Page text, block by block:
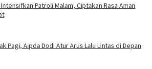
Patroli Malam, Ciptakan Rasa Aman
Pagi, Aipda Dodi Atur Arus Lalu Lintas di Depan